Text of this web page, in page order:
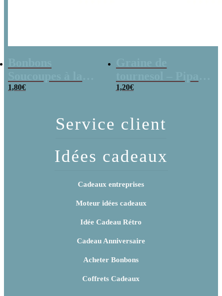
poudre (x20)
1,80€
x 3
1,20€
Service client
Idées cadeaux
Cadeaux entreprises
Moteur idées cadeaux
Idée Cadeau Rétro
Cadeau Anniversaire
Acheter Bonbons
Coffrets Cadeaux